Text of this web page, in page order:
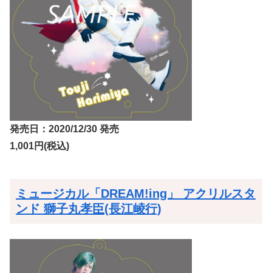
発売日：2020/12/30 発売
1,001円(税込)
ミュージカル「DREAM!ing」 アクリルスタ
ンド 獅子丸孝臣(長江崚行)